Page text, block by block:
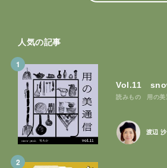
人気の記事
Vol.11
読みもの 用の美
渡辺
1
2